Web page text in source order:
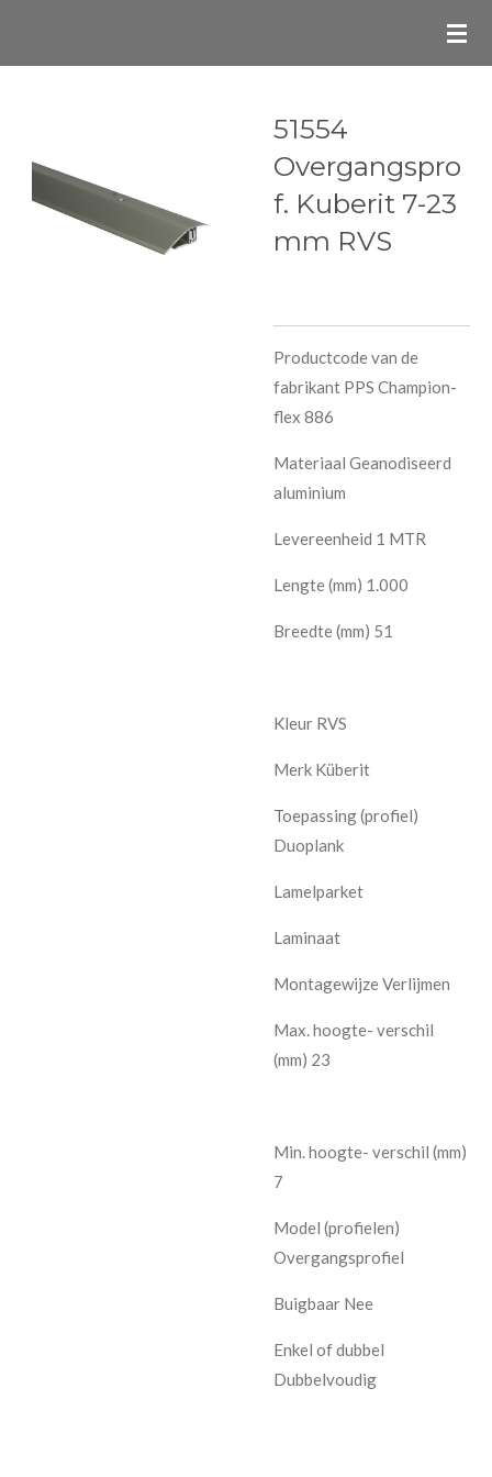
51554
Overgangspro
f. Kuberit 7-23
mm RVS
Productcode van de
fabrikant PPS Champion-
flex 886
Materiaal Geanodiseerd
aluminium
Levereenheid 1 MTR
Lengte (mm) 1.000
Breedte (mm) 51
Kleur RVS
Merk Küberit
Toepassing (profiel)
Duoplank
Lamelparket
Laminaat
Montagewijze Verlijmen
Max. hoogte- verschil
(mm) 23
Min. hoogte- verschil (mm)
7
Model (profielen)
Overgangsprofiel
Buigbaar Nee
Enkel of dubbel
Dubbelvoudig